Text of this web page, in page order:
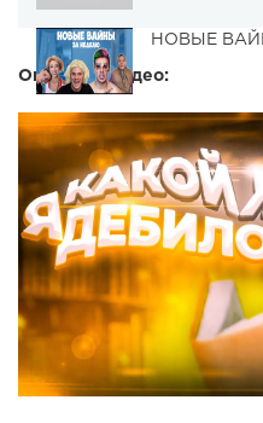
НОВЫЕ
Описание видео: